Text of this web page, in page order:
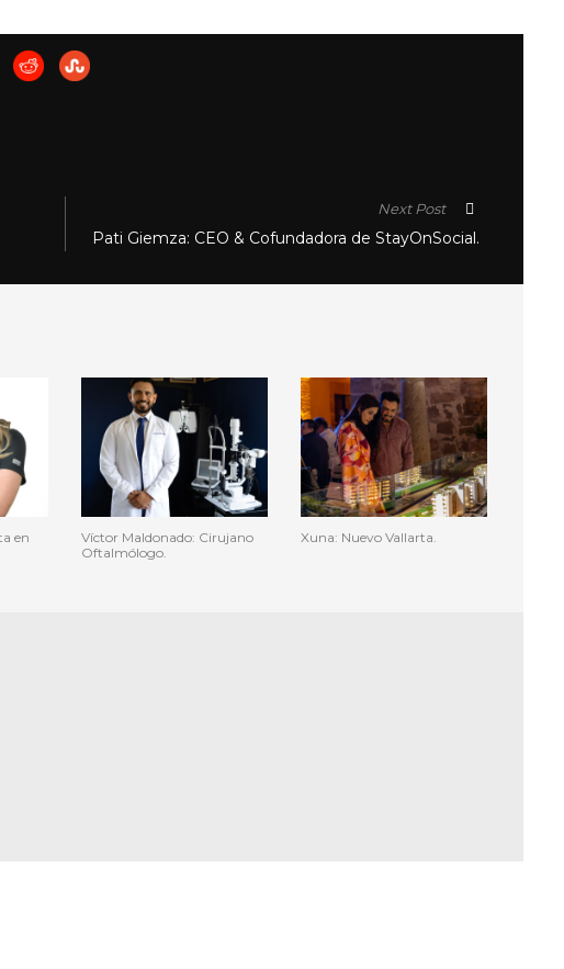
Next Post
Pati Giemza: CEO & Cofundadora de StayOnSocial.
en
Víctor Maldonado: Cirujano
Oftalmólogo.
Xuna: Nuevo Vallarta.